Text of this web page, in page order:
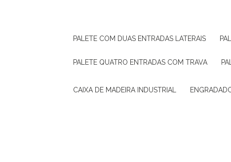
PALETE COM DUAS ENTRADAS LATERAIS
PALETE QUATRO ENTRADAS COM TRAVA
CAIXA DE MADEIRA INDUSTRIAL